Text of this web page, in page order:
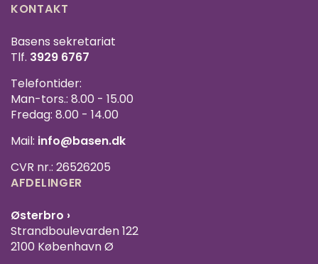
KONTAKT
Basens sekretariat
Tlf. 3929 6767
Telefontider:
Man-tors.: 8.00 - 15.00
Fredag: 8.00 - 14.00
Mail: info@basen.dk
CVR nr.: 26526205
AFDELINGER
Østerbro ›
Strandboulevarden 122
2100 København Ø